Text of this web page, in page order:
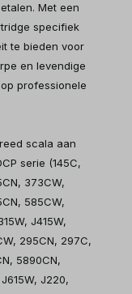
Met een
specifiek
te bieden voor
en levendige
professionele
scala aan
serie (145C,
373CW,
585CW,
J415W,
295CN, 297C,
5890CN,
J220,